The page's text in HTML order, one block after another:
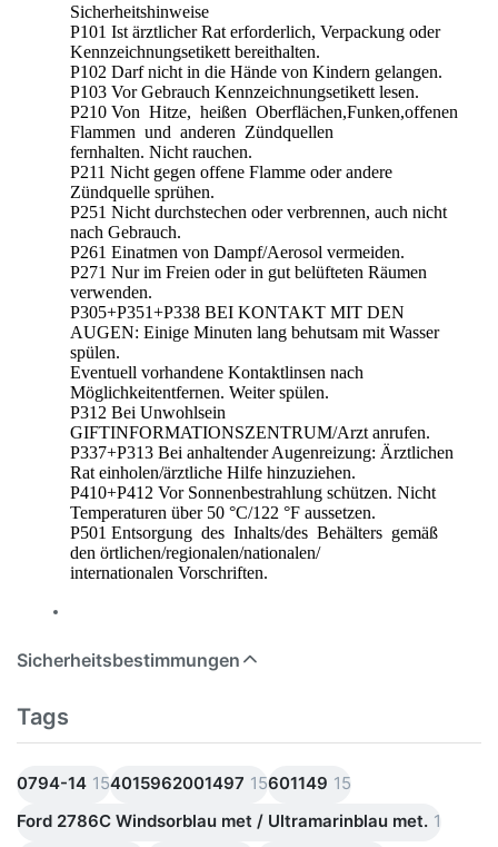
Sicherheitshinweise
P101 Ist ärztlicher Rat erforderlich, Verpackung oder
Kennzeichnungsetikett bereithalten.
P102 Darf nicht in die Hände von Kindern gelangen.
P103 Vor Gebrauch Kennzeichnungsetikett lesen.
P210 Von Hitze, heißen Oberflächen,Funken,offenen
Flammen und anderen Zündquellen
fernhalten. Nicht rauchen.
P211 Nicht gegen offene Flamme oder andere
Zündquelle sprühen.
P251 Nicht durchstechen oder verbrennen, auch nicht
nach Gebrauch.
P261 Einatmen von Dampf/Aerosol vermeiden.
P271 Nur im Freien oder in gut belüfteten Räumen
verwenden.
P305+P351+P338 BEI KONTAKT MIT DEN
AUGEN: Einige Minuten lang behutsam mit Wasser
spülen.
Eventuell vorhandene Kontaktlinsen nach
Möglichkeitentfernen. Weiter spülen.
P312 Bei Unwohlsein
GIFTINFORMATIONSZENTRUM/Arzt anrufen.
P337+P313 Bei anhaltender Augenreizung: Ärztlichen
Rat einholen/ärztliche Hilfe hinzuziehen.
P410+P412 Vor Sonnenbestrahlung schützen. Nicht
Temperaturen über 50 °C/122 °F aussetzen.
P501 Entsorgung des Inhalts/des Behälters gemäß
den örtlichen/regionalen/nationalen/
internationalen Vorschriften.
Sicherheitsbestimmungen
Tags
0794-14 154015962001497 15601149 15
Ford 2786C Windsorblau met / Ultramarinblau met. 1